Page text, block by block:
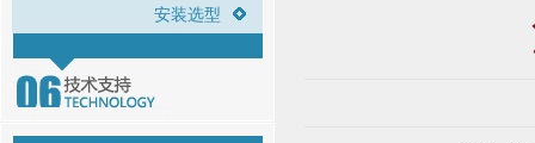
安装选型